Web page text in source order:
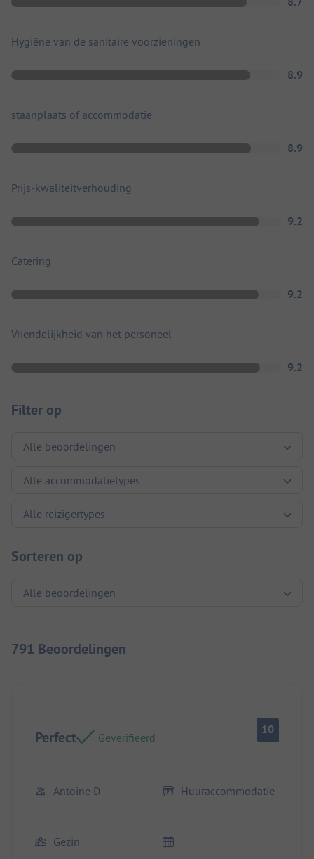
Hygiëne van de sanitaire voorzieningen
8.9
staanplaats of accommodatie
8.9
Prijs-kwaliteitverhouding
9.2
Catering
9.2
Vriendelijkheid van het personeel
9.2
Filter op
Sorteren op
791 Beoordelingen
Perfect Geverifieerd
10
Antoine D Huuraccommodatie
Gezin